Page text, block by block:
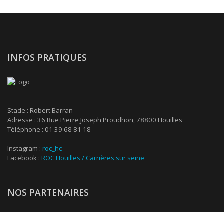
INFOS PRATIQUES
Stade : Robert Barran
Adresse : 36 Rue Pierre Joseph Proudhon, 78800 Houilles
Téléphone : 01 39 68 81 18
Instagram : roc_hc
Facebook : ROC Houilles / Carrières sur seine
NOS PARTENAIRES